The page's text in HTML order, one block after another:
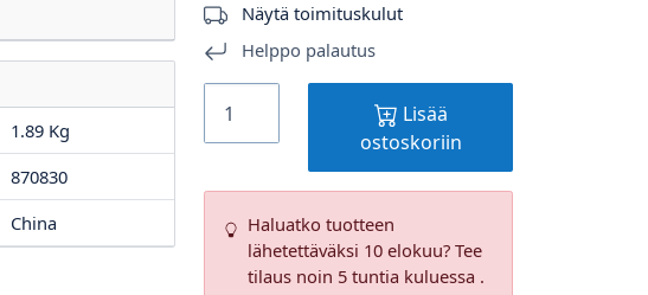
1.89 Kg
870830
China
Näytä toimituskulut
Helppo palautus
Lisää
ostoskoriin
Haluatko tuotteen
lähetettäväksi 10 elokuu? Tee
tilaus noin 5 tuntia kuluessa .